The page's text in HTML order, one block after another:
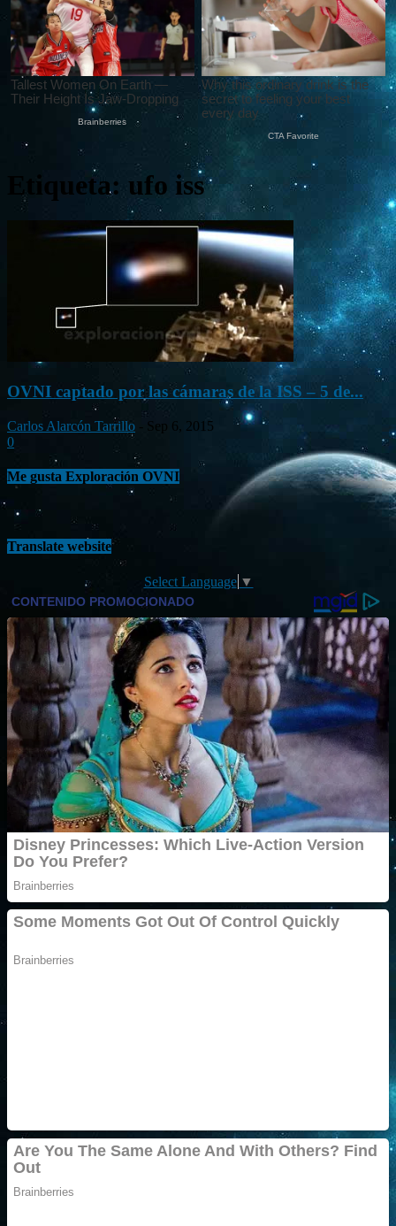
Etiqueta: ufo iss
OVNI captado por las cámaras de la ISS – 5 de...
Carlos Alarcón Tarrillo - Sep 6, 2015
0
Me gusta Exploración OVNI
Translate website
Select Language ▼